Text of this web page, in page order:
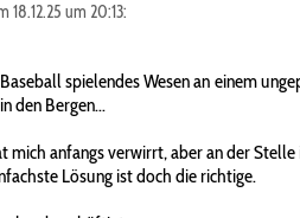
18.12.25 um 20:13:
spielendes Wesen an einem
den Bergen...
mich anfangs verwirrt, aber an der
Lösung ist doch die richtige.